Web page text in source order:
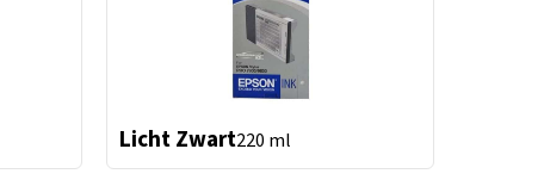
Licht Zwart220 ml